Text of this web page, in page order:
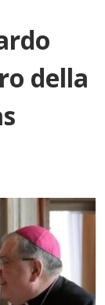
della